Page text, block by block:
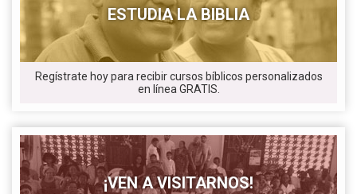
ESTUDIA LA BIBLIA
Regístrate hoy para recibir cursos bíblicos personalizados
en línea GRATIS.
¡VEN A VISITARNOS!